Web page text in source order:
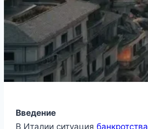
Введение
В Италии ситуация банкротства